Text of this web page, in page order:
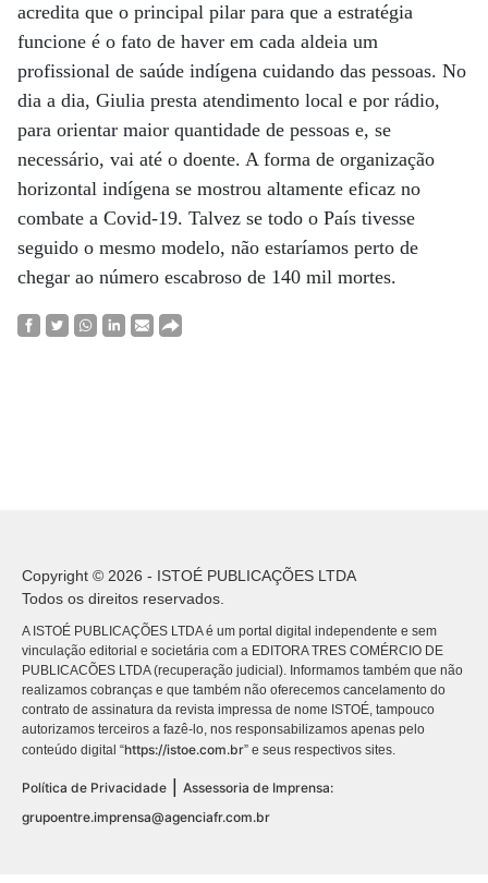
acredita que o principal pilar para que a estratégia
funcione é o fato de haver em cada aldeia um
profissional de saúde indígena cuidando das pessoas. No
dia a dia, Giulia presta atendimento local e por rádio,
para orientar maior quantidade de pessoas e, se
necessário, vai até o doente. A forma de organização
horizontal indígena se mostrou altamente eficaz no
combate a Covid-19. Talvez se todo o País tivesse
seguido o mesmo modelo, não estaríamos perto de
chegar ao número escabroso de 140 mil mortes.
Copyright © 2026 - ISTOÉ PUBLICAÇÕES LTDA
Todos os direitos reservados.
A ISTOÉ PUBLICAÇÕES LTDA é um portal digital independente e sem
vinculação editorial e societária com a EDITORA TRES COMÉRCIO DE
PUBLICACÕES LTDA (recuperação judicial). Informamos também que não
realizamos cobranças e que também não oferecemos cancelamento do
contrato de assinatura da revista impressa de nome ISTOÉ, tampouco
autorizamos terceiros a fazê-lo, nos responsabilizamos apenas pelo
conteúdo digital “https://istoe.com.br” e seus respectivos sites.
Política de Privacidade
Assessoria de Imprensa:
grupoentre.imprensa@agenciafr.com.br